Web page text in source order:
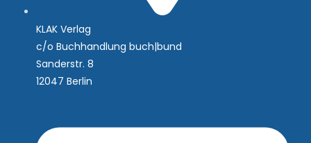
KLAK Verlag
c/o Buchhandlung buch|bund
Sanderstr. 8
12047 Berlin